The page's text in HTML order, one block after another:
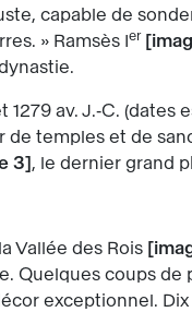
capable de
» Ramsès Ier
av. J.‑C. (dates
temples et de
3 , le dernier grand
Vallée des Rois
coups de
exceptionnel.